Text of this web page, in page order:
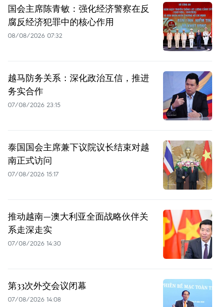
国会主席陈青敏：强化经济警察在反
腐反经济犯罪中的核心作用
08/08/2026 07:32
越马防务关系：深化政治互信，推进
务实合作
07/08/2026 23:15
泰国国会主席兼下议院议长结束对越
南正式访问
07/08/2026 15:17
推动越南—澳大利亚全面战略伙伴关
系走深走实
07/08/2026 14:30
第33次外交会议闭幕
07/08/2026 14:08